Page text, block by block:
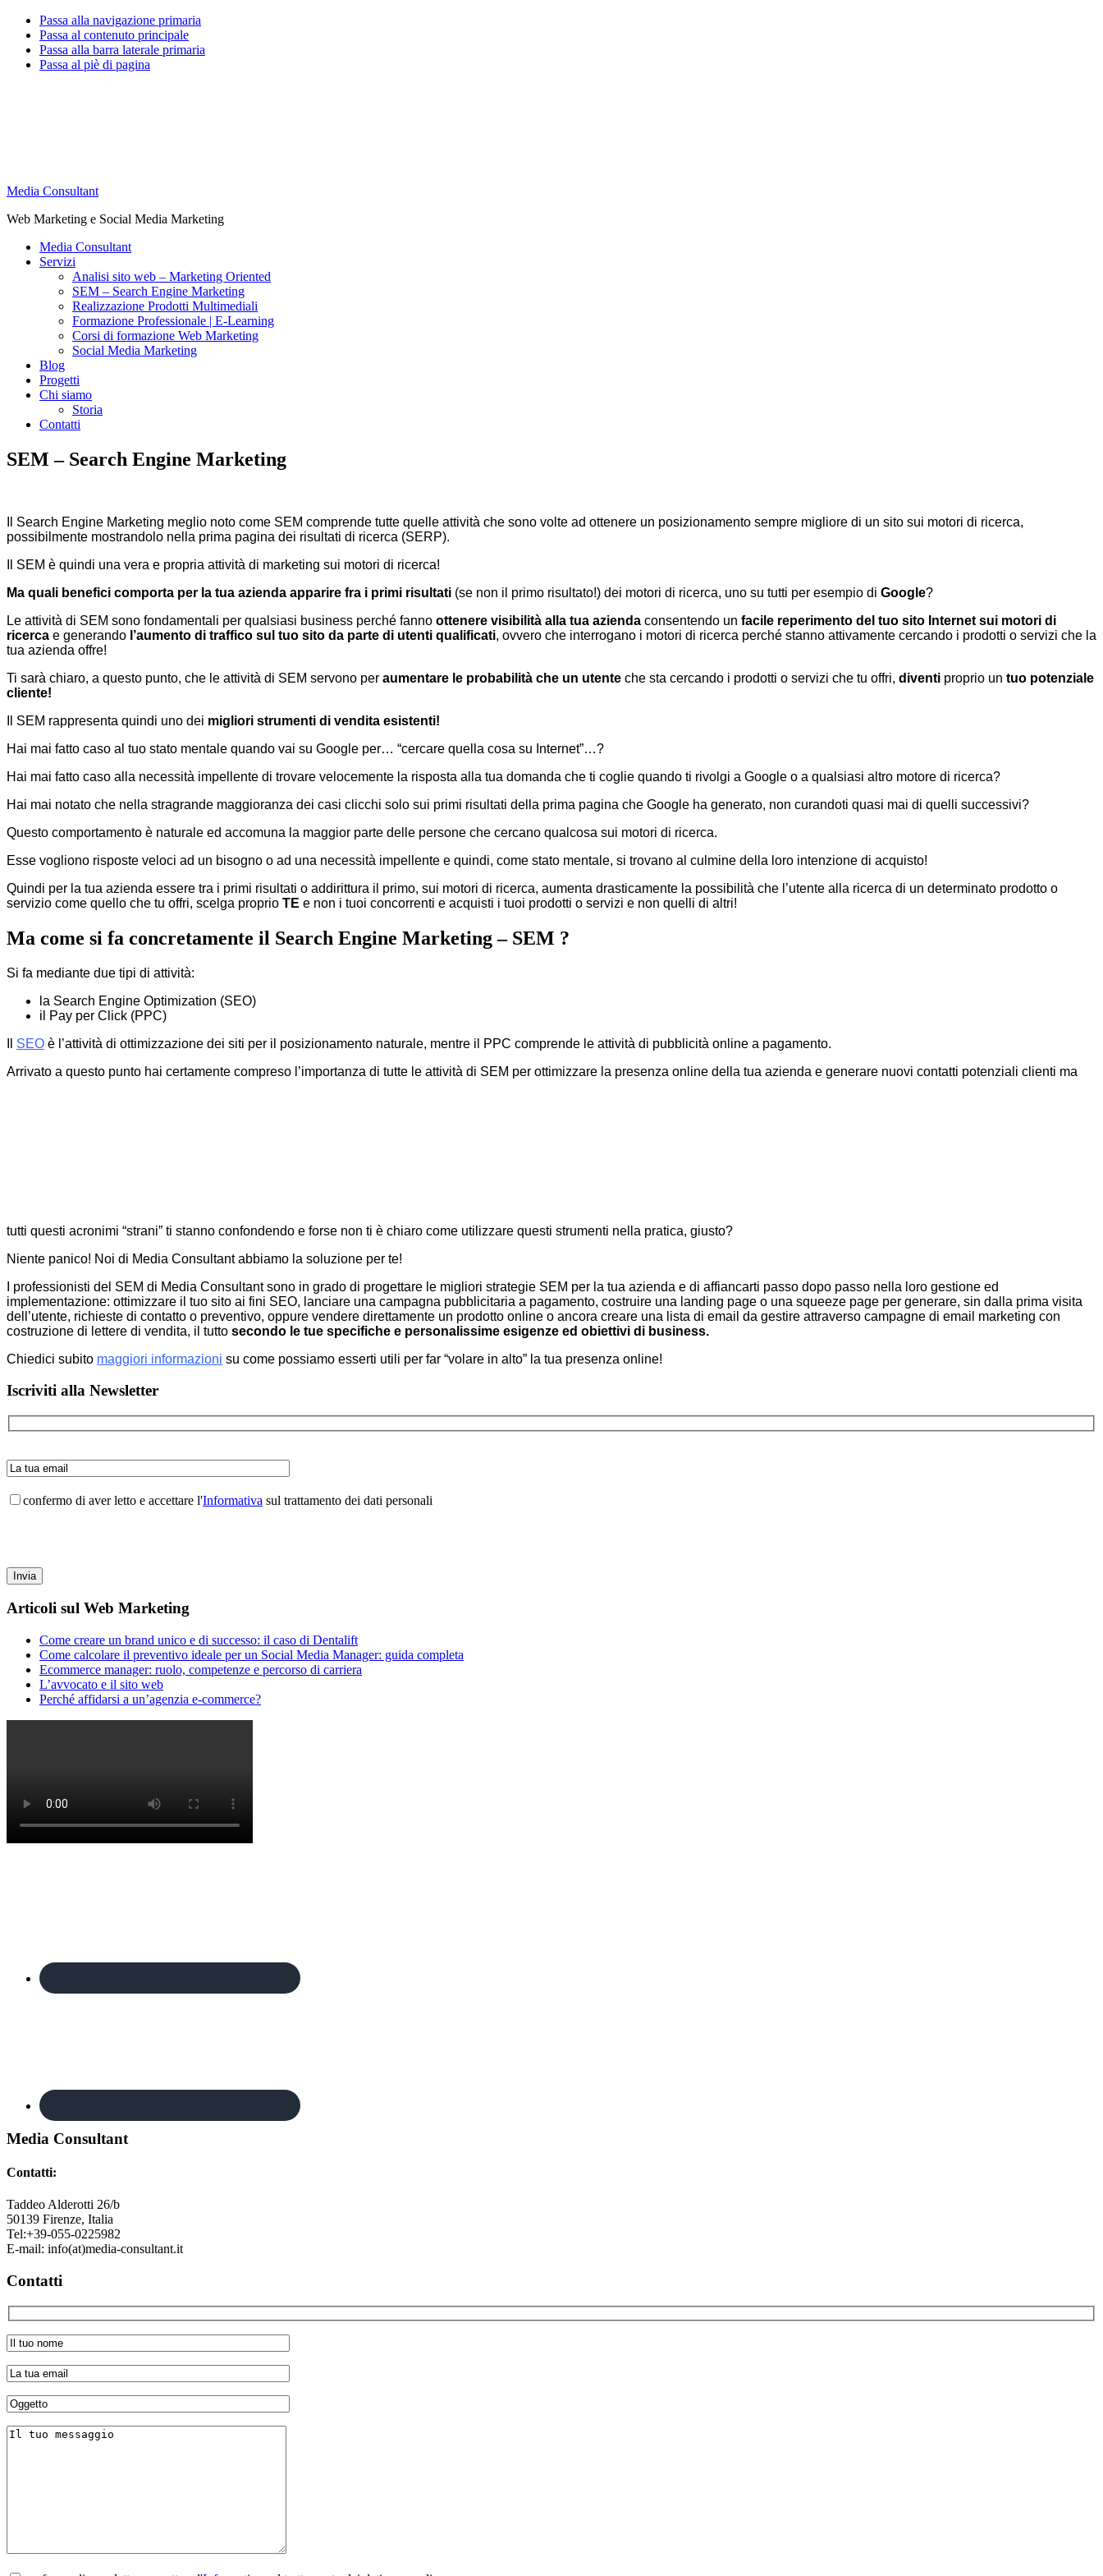
Passa alla navigazione primaria
Passa al contenuto principale
Passa alla barra laterale primaria
Passa al piè di pagina
Media Consultant
Web Marketing e Social Media Marketing
Media Consultant
Servizi
Analisi sito web – Marketing Oriented
SEM – Search Engine Marketing
Realizzazione Prodotti Multimediali
Formazione Professionale | E-Learning
Corsi di formazione Web Marketing
Social Media Marketing
Blog
Progetti
Chi siamo
Storia
Contatti
SEM – Search Engine Marketing
Il Search Engine Marketing meglio noto come SEM comprende tutte quelle attività che sono volte ad ottenere un posizionamento sempre migliore di un sito sui motori di ricerca,
possibilmente mostrandolo nella prima pagina dei risultati di ricerca (SERP).
Il SEM è quindi una vera e propria attività di marketing sui motori di ricerca!
Ma quali benefici comporta per la tua azienda apparire fra i primi risultati (se non il primo risultato!) dei motori di ricerca, uno su tutti per esempio di Google?
Le attività di SEM sono fondamentali per qualsiasi business perché fanno ottenere visibilità alla tua azienda consentendo un facile reperimento del tuo sito Internet sui motori di
ricerca e generando l’aumento di traffico sul tuo sito da parte di utenti qualificati, ovvero che interrogano i motori di ricerca perché stanno attivamente cercando i prodotti o servizi che la
tua azienda offre!
Ti sarà chiaro, a questo punto, che le attività di SEM servono per aumentare le probabilità che un utente che sta cercando i prodotti o servizi che tu offri, diventi proprio un tuo potenziale
cliente!
Il SEM rappresenta quindi uno dei migliori strumenti di vendita esistenti!
Hai mai fatto caso al tuo stato mentale quando vai su Google per… “cercare quella cosa su Internet”…?
Hai mai fatto caso alla necessità impellente di trovare velocemente la risposta alla tua domanda che ti coglie quando ti rivolgi a Google o a qualsiasi altro motore di ricerca?
Hai mai notato che nella stragrande maggioranza dei casi clicchi solo sui primi risultati della prima pagina che Google ha generato, non curandoti quasi mai di quelli successivi?
Questo comportamento è naturale ed accomuna la maggior parte delle persone che cercano qualcosa sui motori di ricerca.
Esse vogliono risposte veloci ad un bisogno o ad una necessità impellente e quindi, come stato mentale, si trovano al culmine della loro intenzione di acquisto!
Quindi per la tua azienda essere tra i primi risultati o addirittura il primo, sui motori di ricerca, aumenta drasticamente la possibilità che l’utente alla ricerca di un determinato prodotto o
servizio come quello che tu offri, scelga proprio TE e non i tuoi concorrenti e acquisti i tuoi prodotti o servizi e non quelli di altri!
Ma come si fa concretamente il Search Engine Marketing – SEM ?
Si fa mediante due tipi di attività:
la Search Engine Optimization (SEO)
il Pay per Click (PPC)
SEO è l’attività di ottimizzazione dei siti per il posizionamento naturale, mentre il PPC comprende le attività di pubblicità online a pagamento.
Arrivato a questo punto hai certamente compreso l’importanza di tutte le attività di SEM per ottimizzare la presenza online della tua azienda e generare nuovi contatti potenziali clienti ma
tutti questi acronimi “strani” ti stanno confondendo e forse non ti è chiaro come utilizzare questi strumenti nella pratica, giusto?
Niente panico! Noi di Media Consultant abbiamo la soluzione per te!
I professionisti del SEM di Media Consultant sono in grado di progettare le migliori strategie SEM per la tua azienda e di affiancarti passo dopo passo nella loro gestione ed
implementazione: ottimizzare il tuo sito ai fini SEO, lanciare una campagna pubblicitaria a pagamento, costruire una landing page o una squeeze page per generare, sin dalla prima visita
dell’utente, richieste di contatto o preventivo, oppure vendere direttamente un prodotto online o ancora creare una lista di email da gestire attraverso campagne di email marketing con
costruzione di lettere di vendita, il tutto secondo le tue specifiche e personalissime esigenze ed obiettivi di business.
Chiedici subito maggiori informazioni su come possiamo esserti utili per far “volare in alto” la tua presenza online!
Barra
laterale
primaria
Iscriviti alla Newsletter
confermo di aver letto e accettare l'Informativa sul trattamento dei dati personali
Articoli sul Web Marketing
Come creare un brand unico e di successo: il caso di Dentalift
Come calcolare il preventivo ideale per un Social Media Manager: guida completa
Ecommerce manager: ruolo, competenze e percorso di carriera
L’avvocato e il sito web
Perché affidarsi a un’agenzia e-commerce?
Footer
Media Consultant
Contatti:
Taddeo Alderotti 26/b
50139 Firenze, Italia
Tel:+39-055-0225982
E-mail: info(at)media-consultant.it
Contatti